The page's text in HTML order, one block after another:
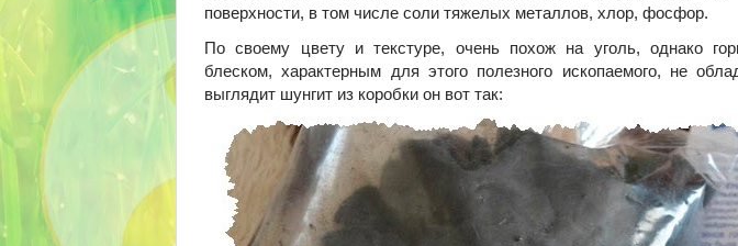
поверхности, в том числе соли тяжелых металлов, хлор, фосфор.
По своему цвету и текстуре, очень похож на уголь, однако
блеском, характерным для этого полезного ископаемого, не
выглядит шунгит из коробки он вот так: